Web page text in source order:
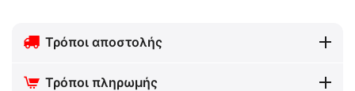
Τρόποι αποστολής
Τρόποι πληρωμής